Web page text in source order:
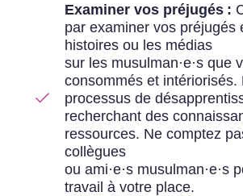
Examiner vos préjugés :
par examiner vos préjugés
histoires ou les médias
sur les musulman·e·s que
consommés et intériorisés.
processus de
recherchant des
ressources. Ne comptez
collègues
ou ami·e·s musulman·e·s
travail à votre place.